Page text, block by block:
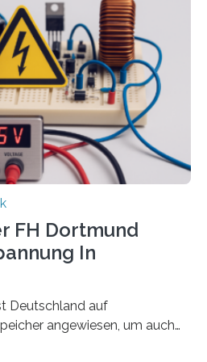
gefördert – mit einer
als zwei Millionen Euro.
zu den großen
Förderrunde des
Im
Wissenstransfer: Neue
sollen rasch in die
FH Dortmund
In
Deutschland auf
angewiesen, um auch